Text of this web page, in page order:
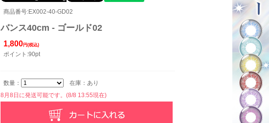
商品番号:EX002-40-GD02
バンス40cm - ゴールド02
1,800 円(税込)
ポイント:90pt
数量：
在庫：あり
8月8日に発送可能です。(8/8 13:55現在)